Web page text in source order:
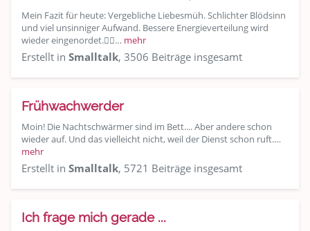
Mein Fazit für heute: Vergebliche Liebesmüh. Schlichter Blödsinn
und viel unsinniger Aufwand. Bessere Energieverteilung wird
wieder eingenordet.👍🏽… mehr
Erstellt in Smalltalk, 3506 Beiträge insgesamt
Frühwachwerder
Moin! Die Nachtschwärmer sind im Bett.... Aber andere schon
wieder auf. Und das vielleicht nicht, weil der Dienst schon ruft.…
mehr
Erstellt in Smalltalk, 5721 Beiträge insgesamt
Ich frage mich gerade ...